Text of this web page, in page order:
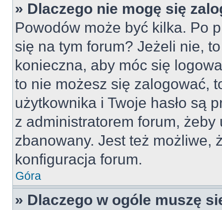
» Dlaczego nie mogę się
Powodów może być kilka. Po
się na tym forum? Jeżeli nie,
konieczna, aby móc się
to nie możesz się zalogować,
użytkownika i Twoje hasło są
z administratorem forum, żeby
zbanowany. Jest też możliwe,
konfiguracja forum.
Góra
» Dlaczego w ogóle muszę